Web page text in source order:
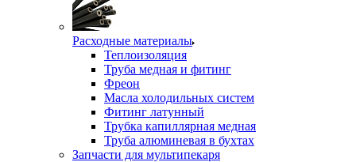
Расходные материалы
Теплоизоляция
Труба медная и фитинг
Фреон
Масла холодильных систем
Фитинг латунный
Трубка капиллярная медная
Труба алюминевая в бухтах
Запчасти для мультипекаря